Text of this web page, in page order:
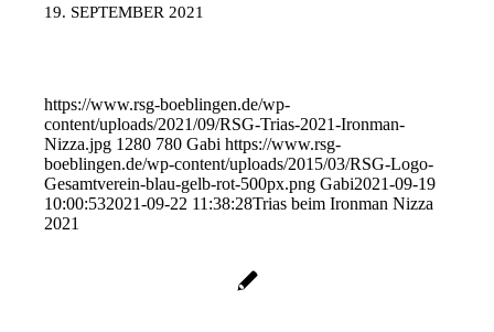
19. SEPTEMBER 2021
https://www.rsg-boeblingen.de/wp-
content/uploads/2021/09/RSG-Trias-2021-Ironman-
Nizza.jpg 1280 780 Gabi https://www.rsg-
boeblingen.de/wp-content/uploads/2015/03/RSG-Logo-
Gesamtverein-blau-gelb-rot-500px.png Gabi2021-09-19
10:00:532021-09-22 11:38:28Trias beim Ironman Nizza
2021